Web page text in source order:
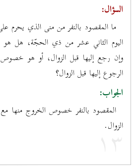
السؤال:
ما المقصود بالنفر من منى الذي يحرم
اليوم الثاني عشر من ذي الحجّة، هل
وإن رجع إليها قبل الزوال، أو هو
الرجوع إليها قبل الزوال؟
الجواب:
المقصود بالنفر خصوص الخروج منها
الزوال.
۱۳